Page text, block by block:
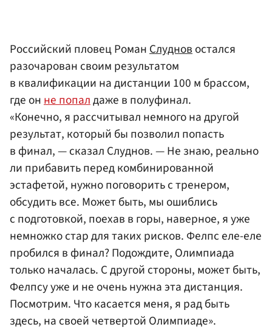
Российский пловец РоманСлудновостался
разочарован своим результатом
в квалификации на дистанции 100 м брассом,
где онне попалдаже в полуфинал.
«Конечно, я рассчитывал немного на другой
результат, который бы позволил попасть
в финал, — сказал Слуднов. — Не знаю, реально
ли прибавить перед комбинированной
эстафетой, нужно поговорить с тренером,
обсудить все. Может быть, мы ошиблись
с подготовкой, поехав в горы, наверное, я уже
немножко стар для таких рисков. Фелпс еле-еле
пробился в финал? Подождите, Олимпиада
только началась. С другой стороны, может быть,
Фелпсу уже и не очень нужна эта дистанция.
Посмотрим. Что касается меня, я рад быть
здесь, на своей четвертой Олимпиаде».